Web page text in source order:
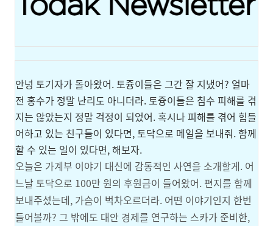
안녕 토기자가 돌아왔어. 토즁이들은 그간 잘 지냈어? 얼마
전 홍수가 정말 난리도 아니더라. 토즁이들은 침수 피해를 겪
지는 않았는지 정말 걱정이 되었어. 혹시나 피해를 겪어 힘들
어하고 있는 친구들이 있다면, 토닥으로 메일을 보내줘. 함께
할 수 있는 일이 있다면, 해보자.
오늘은 가계부 이야기 대신에 감동적인 사연을 소개할게. 어
느날 토닥으로 100만 원의 후원금이 들어왔어. 편지를 함께
보내주셨는데, 가슴이 벅차오르더라. 어떤 이야기인지 한번
들어볼까? 그 밖에도 대안 경제를 연구하는 스카가 준비한,